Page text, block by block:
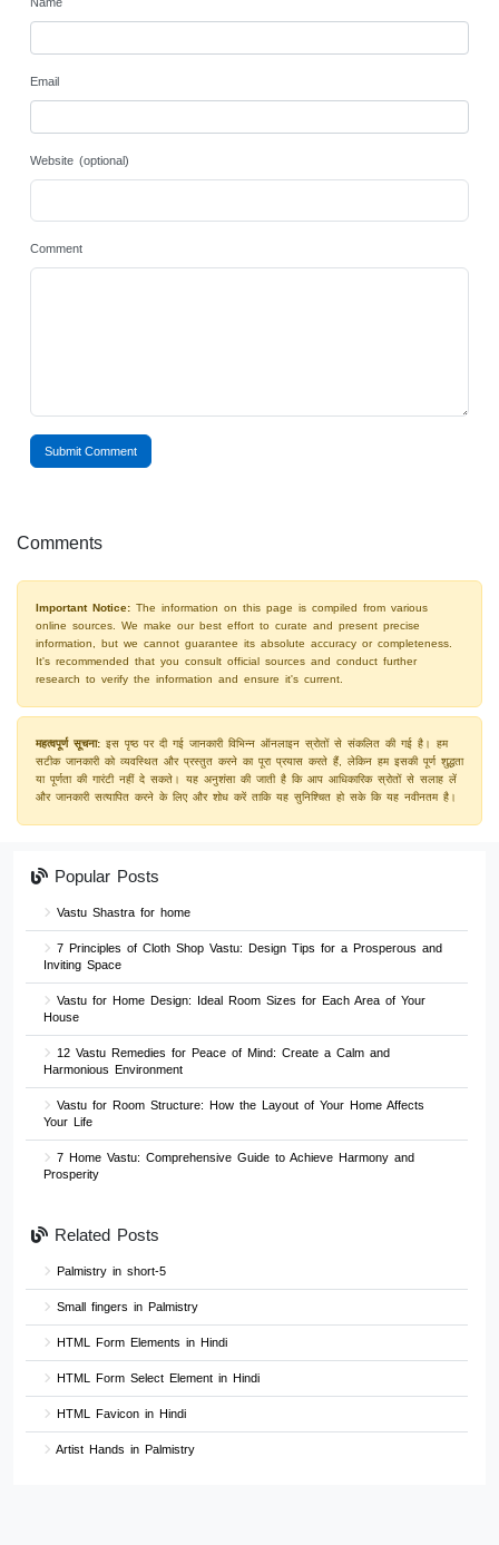
Email
Website (optional)
Comment
Submit Comment
Comments
Important Notice: The information on this page is compiled from various
online sources. We make our best effort to curate and present precise
information, but we cannot guarantee its absolute accuracy or completeness.
It's recommended that you consult official sources and conduct further
research to verify the information and ensure it's current.
महत्वपूर्ण सूचना: इस पृष्ठ पर दी गई जानकारी विभिन्न ऑनलाइन स्रोतों से संकलित की गई है। हम
सटीक जानकारी को व्यवस्थित और प्रस्तुत करने का पूरा प्रयास करते हैं, लेकिन हम इसकी पूर्ण शुद्धता
या पूर्णता की गारंटी नहीं दे सकते। यह अनुशंसा की जाती है कि आप आधिकारिक स्रोतों से सलाह लें
और जानकारी सत्यापित करने के लिए और शोध करें ताकि यह सुनिश्चित हो सके कि यह नवीनतम है।
Popular Posts
Vastu Shastra for home
7 Principles of Cloth Shop Vastu: Design Tips for a Prosperous and
Inviting Space
Vastu for Home Design: Ideal Room Sizes for Each Area of Your
House
12 Vastu Remedies for Peace of Mind: Create a Calm and
Harmonious Environment
Vastu for Room Structure: How the Layout of Your Home Affects
Your Life
7 Home Vastu: Comprehensive Guide to Achieve Harmony and
Prosperity
Related Posts
Palmistry in short-5
Small fingers in Palmistry
HTML Form Elements in Hindi
HTML Form Select Element in Hindi
HTML Favicon in Hindi
Artist Hands in Palmistry